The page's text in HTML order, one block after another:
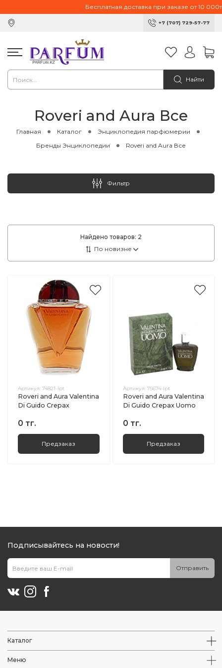
Бесплатная доставка при заказе от 10 000тг.
+7 (707) 729-57-77
Найти
Roveri and Aura Все
Главная Каталог
Энциклопедия парфюмерии
Бренды Энциклопедии
Roveri and Aura Все
Найдено товаров: 2
Артикул: 74821-lpt
Roveri and Aura Valentina
Di Guido Crepax
0 тг.
Предзаказ
Артикул: 75674-lpt
Roveri and Aura Valentina
Di Guido Crepax Uomo
0 тг.
Предзаказ
Фильтр
Подписывайтесь на новости!
Отправить
Каталог
Меню